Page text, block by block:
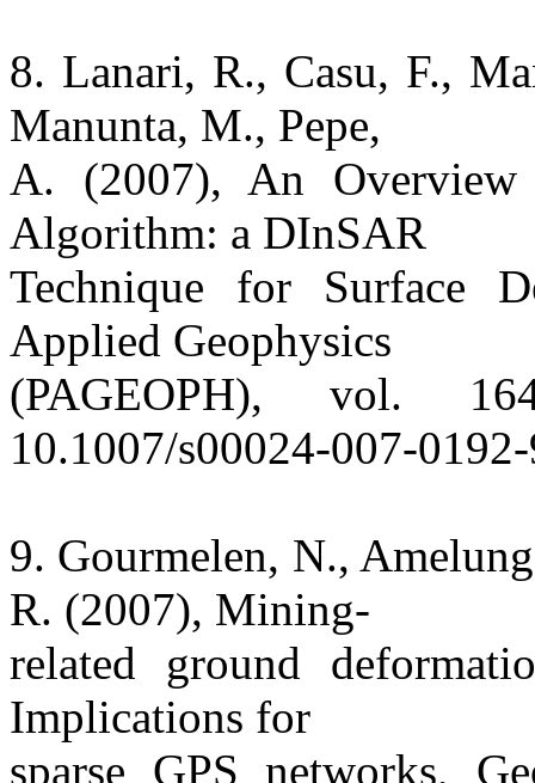
8. Lanari, R., Casu, F.,
Manunta, M., Pepe,
A. (2007), An
Algorithm: a DInSAR
Technique for Surface
Applied Geophysics
(PAGEOPH), vol.
10.1007/s00024-007-
9. Gourmelen, N.,
R. (2007), Mining-
related ground
Implications for
sparse GPS networks,